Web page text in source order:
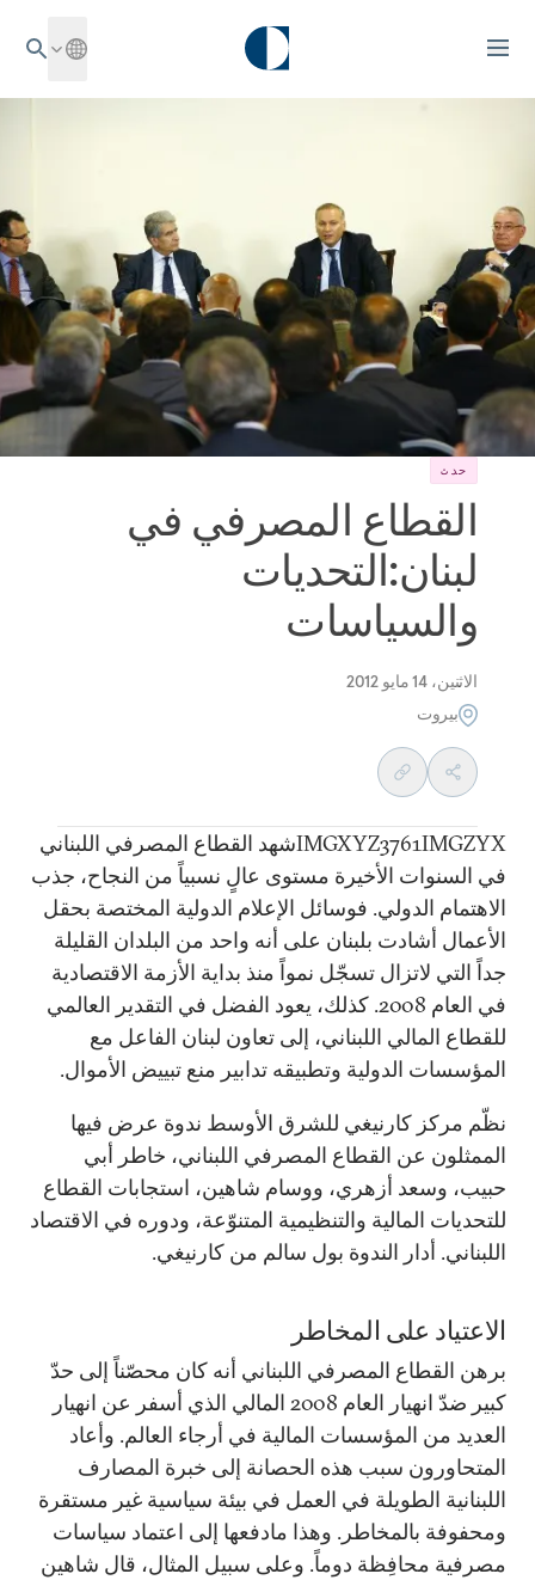
حدث
القطاع المصرفي في
لبنان:التحديات
والسياسات
الاثنين، 14 مايو 2012
بيروت
IMGXYZ3761IMGZYXشهد القطاع المصرفي اللبناني
في السنوات الأخيرة مستوى عالٍ نسبياً من النجاح، جذب
الاهتمام الدولي. فوسائل الإعلام الدولية المختصة بحقل
الأعمال أشادت بلبنان على أنه واحد من البلدان القليلة
جداً التي لاتزال تسجّل نمواً منذ بداية الأزمة الاقتصادية
في العام 2008. كذلك، يعود الفضل في التقدير العالمي
للقطاع المالي اللبناني، إلى تعاون لبنان الفاعل مع
المؤسسات الدولية وتطبيقه تدابير منع تبييض الأموال.
نظّم مركز كارنيغي للشرق الأوسط ندوة عرض فيها
الممثلون عن القطاع المصرفي اللبناني، خاطر أبي
حبيب، وسعد أزهري، ووسام شاهين، استجابات القطاع
للتحديات المالية والتنظيمية المتنوّعة، ودوره في الاقتصاد
اللبناني. أدار الندوة بول سالم من كارنيغي.
الاعتياد على المخاطر
برهن القطاع المصرفي اللبناني أنه كان محصّناً إلى حدّ
كبير ضدّ انهيار العام 2008 المالي الذي أسفر عن انهيار
العديد من المؤسسات المالية في أرجاء العالم. وأعاد
المتحاورون سبب هذه الحصانة إلى خبرة المصارف
اللبنانية الطويلة في العمل في بيئة سياسية غير مستقرة
ومحفوفة بالمخاطر. وهذا مادفعها إلى اعتماد سياسات
مصرفية محافِظة دوماً. وعلى سبيل المثال، قال شاهين